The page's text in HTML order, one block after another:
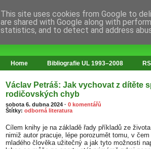
Home Bibliografie UL 1993–2008
Václav Petráš: Jak vychovat z dítěte
rodičovských chyb
sobota 6. dubna 2024 · 0 komentářů
Štítky: odborná literatura
Cílem knihy je na základě řady příkladů ze
nimiž autor pracuje, lépe porozumět tomu, v
mladého člověka užitečný a jak tyto možnosti
This site uses cookies from Google to
are shared with Google along with
statistics, and to detect and address